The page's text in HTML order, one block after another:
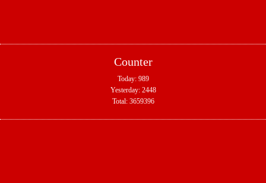
Counter
Today: 989
Yesterday: 2448
Total: 3659396